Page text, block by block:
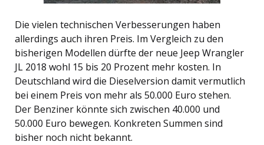
Die vielen technischen Verbesserungen haben
allerdings auch ihren Preis. Im Vergleich zu den
bisherigen Modellen dürfte der neue Jeep Wrangler
JL 2018 wohl 15 bis 20 Prozent mehr kosten. In
Deutschland wird die Dieselversion damit vermutlich
bei einem Preis von mehr als 50.000 Euro stehen.
Der Benziner könnte sich zwischen 40.000 und
50.000 Euro bewegen. Konkreten Summen sind
bisher noch nicht bekannt.